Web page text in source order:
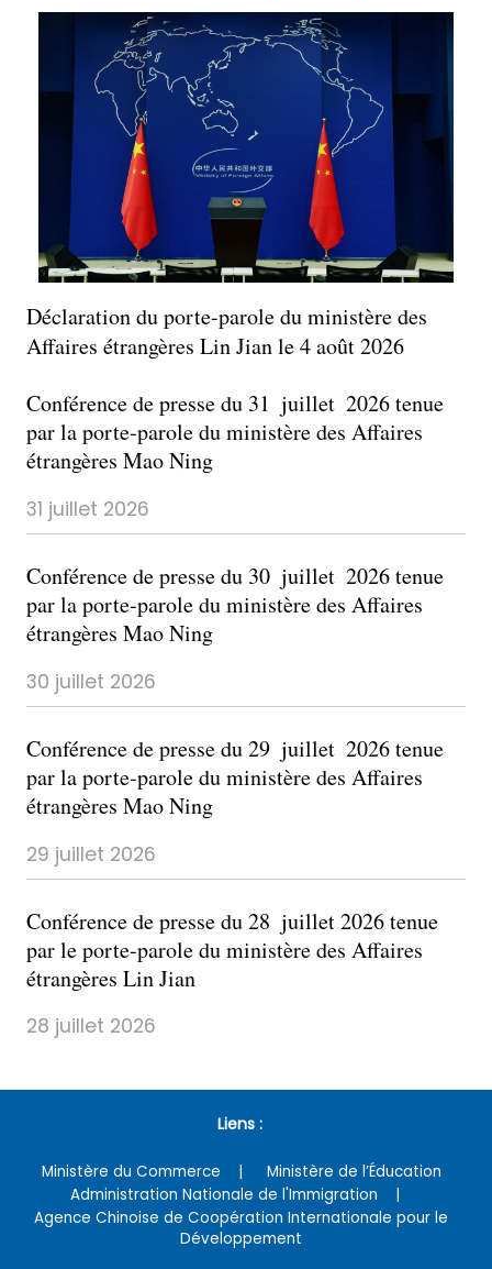
Déclaration du porte-parole du ministère des
Affaires étrangères Lin Jian le 4 août 2026
​Conférence de presse du 31 juillet 2026 tenue
par la porte-parole du ministère des Affaires
étrangères Mao Ning
31 juillet 2026
Conférence de presse du 30 juillet 2026 tenue
par la porte-parole du ministère des Affaires
étrangères Mao Ning
30 juillet 2026
Conférence de presse du 29 juillet 2026 tenue
par la porte-parole du ministère des Affaires
étrangères Mao Ning
29 juillet 2026
Conférence de presse du 28 juillet 2026 tenue
par le porte-parole du ministère des Affaires
étrangères Lin Jian
28 juillet 2026
Liens :
Ministère du Commerce
Ministère de l’Éducation
Administration Nationale de l'Immigration
Agence Chinoise de Coopération Internationale pour le
Développement